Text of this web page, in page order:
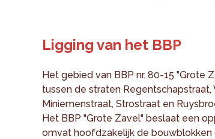
Ligging van het BBP
Het gebied van BBP nr. 80-15 "Grote
tussen de straten
Miniemenstraat, Strostraat en
Het BBP "Grote Zavel" beslaat een
omvat hoofdzakelijk de